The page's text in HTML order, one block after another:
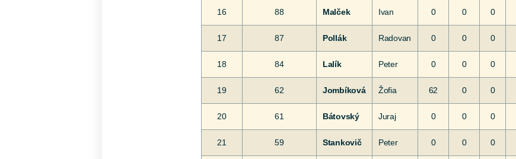
16 88 Malček Ivan 0 0 0
17 87 Pollák Radovan 0 0 0
18 84 Lalík Peter 0 0 0
19 62 Jombíková Žofia 62 0 0
20 61 Bátovský Juraj 0 0 0
21 59 Stankovič Peter 0 0 0